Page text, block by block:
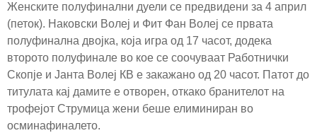
Женските полуфинални дуели се предвидени за 4 април
(петок). Наковски Волеј и Фит Фан Волеј се првата
полуфинална двојка, која игра од 17 часот, додека
второто полуфинале во кое се соочуваат Работнички
Скопје и Јанта Волеј КВ е закажано од 20 часот. Патот до
титулата кај дамите е отворен, откако бранителот на
трофејот Струмица жени беше елиминиран во
осминафиналето.